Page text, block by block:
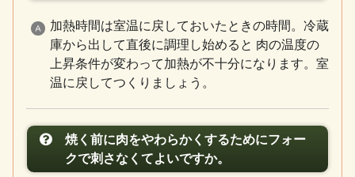
加熱時間は室温に戻しておいたときの時間。冷蔵
庫から出して直後に調理し始めると 肉の温度の
上昇条件が変わって加熱が不十分になります。室
温に戻してつくりましょう。
焼く前に肉をやわらかくするためにフォー
クで刺さなくてよいですか。